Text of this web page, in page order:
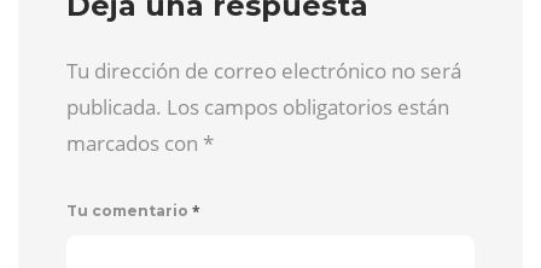
Tu dirección de correo electrónico no será
publicada. Los campos obligatorios están
marcados con *
Tu comentario *